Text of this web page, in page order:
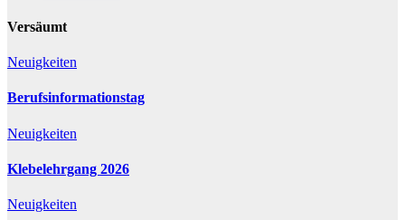
Versäumt
Neuigkeiten
Berufsinformationstag
Neuigkeiten
Klebelehrgang 2026
Neuigkeiten